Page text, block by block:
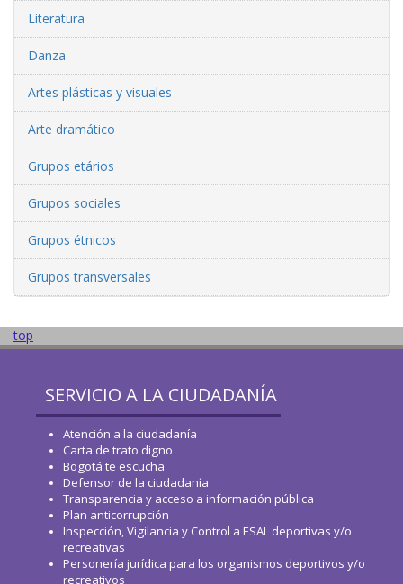
Literatura
Danza
Artes plásticas y visuales
Arte dramático
Grupos etários
Grupos sociales
Grupos étnicos
Grupos transversales
top
SERVICIO A LA CIUDADANÍA
Atención a la ciudadanía
Carta de trato digno
Bogotá te escucha
Defensor de la ciudadanía
Transparencia y acceso a información pública
Plan anticorrupción
Inspección, Vigilancia y Control a ESAL deportivas y/o
recreativas
Personería jurídica para los organismos deportivos y/o
recreativos